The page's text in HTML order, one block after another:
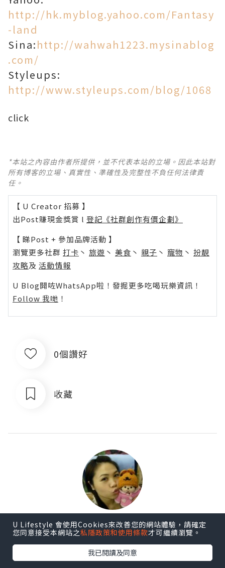
http://hk.myblog.yahoo.com/Fantasy
-land
Sina:http://wahwah1223.mysinablog
.com/
Styleups:
http://www.styleups.com/blog/1068
click
*本站之內容由作者所提供，並不代表本站的立場。因此本站對
所有博客的立場、真實性、準確性及完整性不負任何法律責
任。
【 U Creator 招募 】
出Post賺現金獎賞 l 登記《社群創作有價企劃》
【 睇Post + 參加品牌活動 】
瀏覽更多社群 打卡 丶 旅遊 丶 美食 丶 親子 丶 寵物 丶 扮靚
攻略及 活動情報
U Blog開咗WhatsApp啦！發掘更多吃喝玩樂資訊！
Follow 我哋 ！
0個讚好
收藏
Fantasyland
追蹤
U Lifestyle 會使用Cookies來改善您的網站體驗，請確定
您同意接受本網站之私隱政策和使用條款才可繼續瀏覽。
我已閱讀及同意